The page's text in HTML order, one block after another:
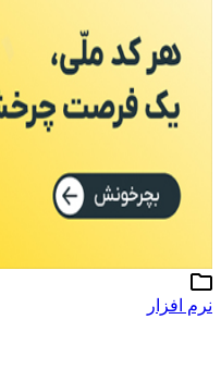
نرم افزار